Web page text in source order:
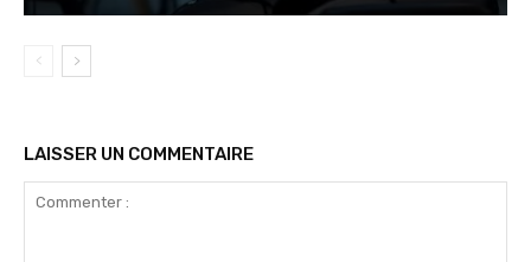
LAISSER UN COMMENTAIRE